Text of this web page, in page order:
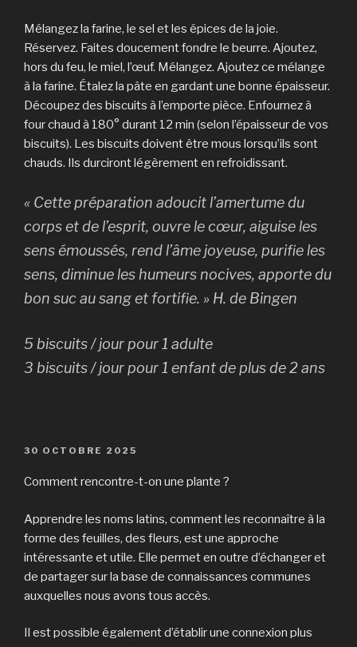
Mélangez la farine, le sel et les épices de la joie.
Réservez. Faites doucement fondre le beurre. Ajoutez,
hors du feu, le miel, l’œuf. Mélangez. Ajoutez ce mélange
à la farine. Étalez la pâte en gardant une bonne épaisseur.
Découpez des biscuits à l’emporte pièce. Enfournez à
four chaud à 180° durant 12 min (selon l’épaisseur de vos
biscuits). Les biscuits doivent être mous lorsqu’ils sont
chauds. Ils durciront légèrement en refroidissant.
« Cette préparation adoucit l’amertume du
corps et de l’esprit, ouvre le cœur, aiguise les
sens émoussés, rend l’âme joyeuse, purifie les
sens, diminue les humeurs nocives, apporte du
bon suc au sang et fortifie. » H. de Bingen
5 biscuits / jour pour 1 adulte
3 biscuits / jour pour 1 enfant de plus de 2 ans
PUBLIÉ
30 OCTOBRE 2025
Comment rencontre-t-on une plante ?
Apprendre les noms latins, comment les reconnaître à la
forme des feuilles, des fleurs, est une approche
intéressante et utile. Elle permet en outre d’échanger et
de partager sur la base de connaissances communes
auxquelles nous avons tous accès.
Il est possible également d’établir une connexion plus